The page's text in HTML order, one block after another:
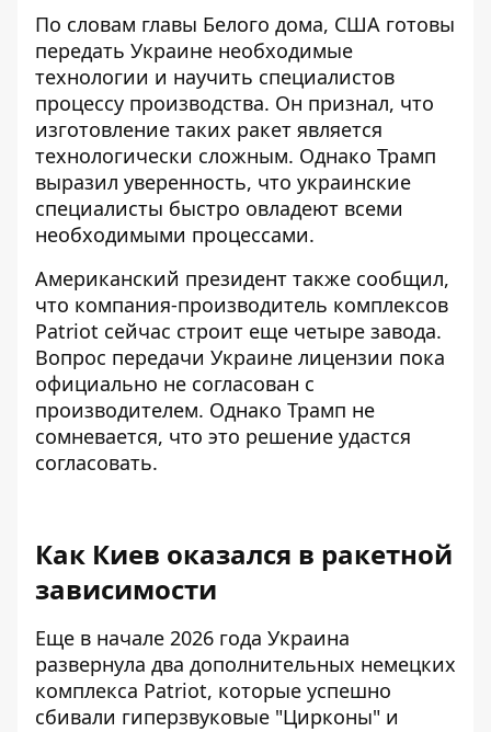
По словам главы Белого дома, США готовы
передать Украине необходимые
технологии и научить специалистов
процессу производства. Он признал, что
изготовление таких ракет является
технологически сложным. Однако Трамп
выразил уверенность, что украинские
специалисты быстро овладеют всеми
необходимыми процессами.
Американский президент также сообщил,
что компания-производитель комплексов
Patriot сейчас строит еще четыре завода.
Вопрос передачи Украине лицензии пока
официально не согласован с
производителем. Однако Трамп не
сомневается, что это решение удастся
согласовать.
Как Киев оказался в ракетной
зависимости
Еще в начале 2026 года Украина
развернула два дополнительных немецких
комплекса Patriot, которые успешно
сбивали гиперзвуковые "Цирконы" и